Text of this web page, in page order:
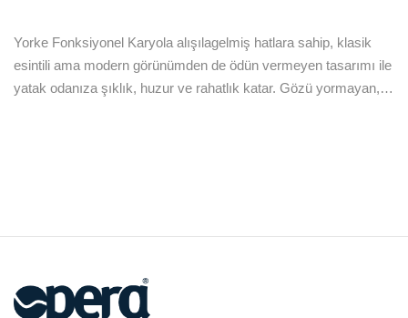
Yorke Fonksiyonel Karyola alışılagelmiş hatlara sahip, klasik
esintili ama modern görünümden de ödün vermeyen tasarımı ile
yatak odanıza şıklık, huzur ve rahatlık katar. Gözü yormayan,…